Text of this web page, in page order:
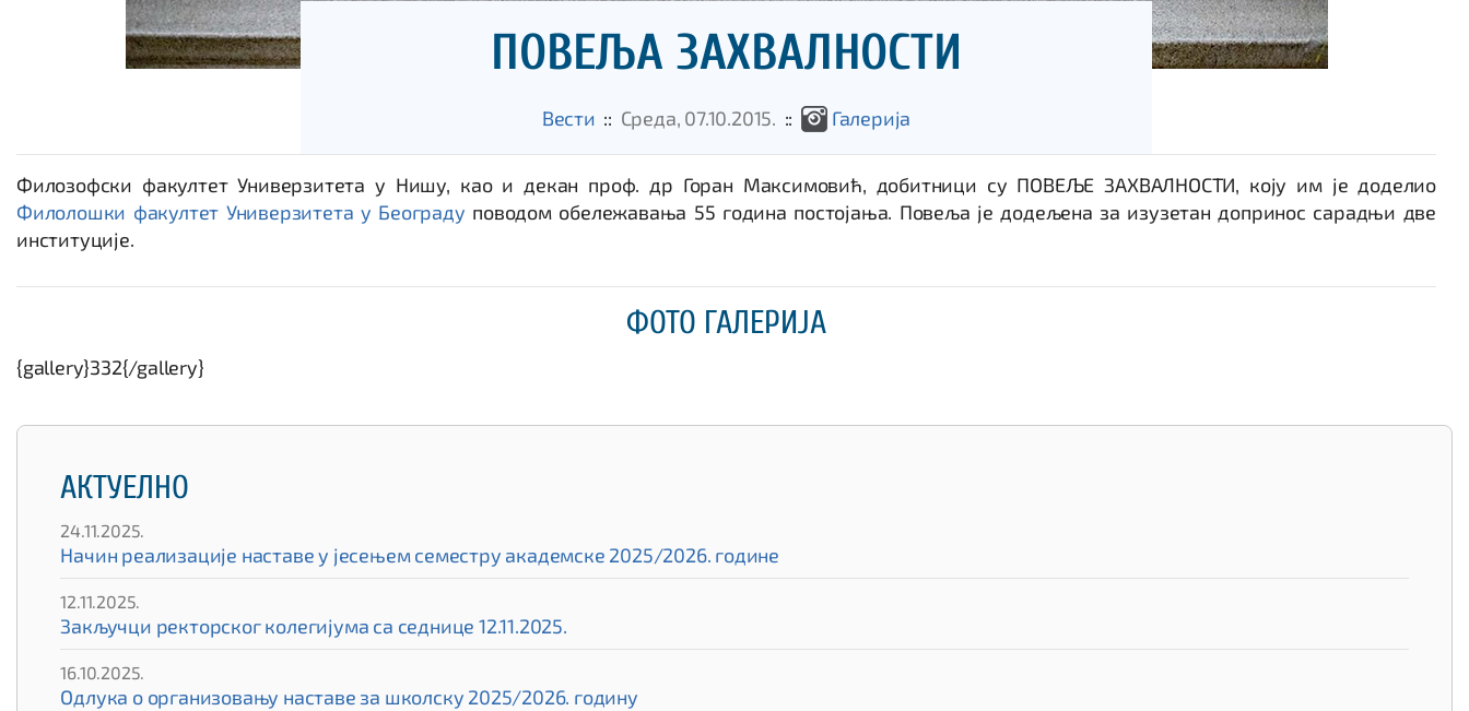
ПОВЕЉА ЗАХВАЛНОСТИ
Вести :: Среда, 07.10.2015. :: Галеријa
Филозофски факултет Универзитета у Нишу, као и декан проф. др Горан Максимовић, добитници су ПОВЕЉЕ ЗАХВАЛНОСТИ, коју им је доделио
Филолошки факултет Универзитета у Београду поводом обележавања 55 година постојања. Повеља је додељена за изузетан допринос сарадњи две
институције.
ФОТО ГАЛЕРИЈА
{gallery}332{/gallery}
АКТУЕЛНО
24.11.2025.
Начин реализације наставе у јесењем семестру академске 2025/2026. године
12.11.2025.
Закључци ректорског колегијума са седнице 12.11.2025.
16.10.2025.
Одлука о организовању наставе за школску 2025/2026. годину